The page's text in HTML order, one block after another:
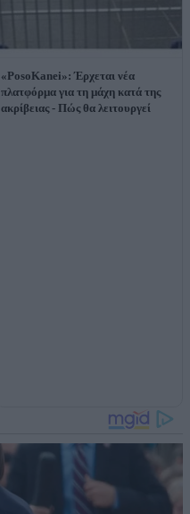
«PosoKanei»: Έρχεται νέα
πλατφόρμα για τη μάχη κατά της
ακρίβειας - Πώς θα λειτουργεί